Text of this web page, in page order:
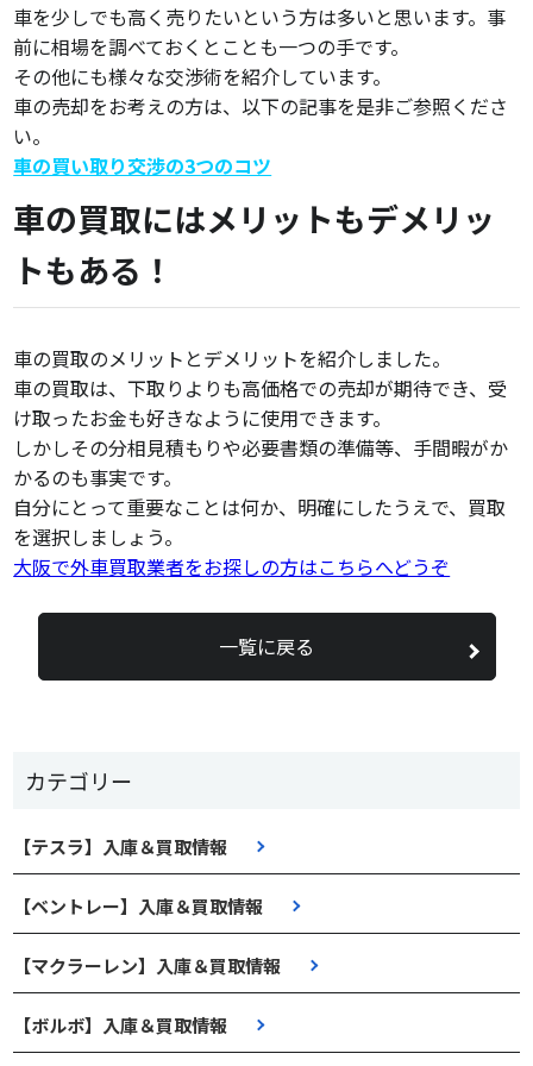
カテゴリー
【テスラ】入庫＆買取情報
【ベントレー】入庫＆買取情報
【マクラーレン】入庫＆買取情報
【ボルボ】入庫＆買取情報
車を少しでも高く売りたいという方は多いと思います。事
前に相場を調べておくとことも一つの手です。
その他にも様々な交渉術を紹介しています。
車の売却をお考えの方は、以下の記事を是非ご参照くださ
い。
車の買い取り交渉の3つのコツ
車の買取にはメリットもデメリッ
トもある！
車の買取のメリットとデメリットを紹介しました。
車の買取は、下取りよりも高価格での売却が期待でき、受
け取ったお金も好きなように使用できます。
しかしその分相見積もりや必要書類の準備等、手間暇がか
かるのも事実です。
自分にとって重要なことは何か、明確にしたうえで、買取
を選択しましょう。
大阪で外車買取業者をお探しの方はこちらへどうぞ
一覧に戻る